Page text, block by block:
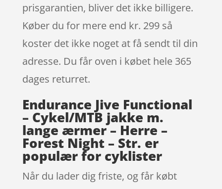
prisgarantien, bliver det ikke billigere.
Køber du for mere end kr. 299 så
koster det ikke noget at få sendt til din
adresse. Du får oven i købet hele 365
dages returret.
Endurance Jive Functional
– Cykel/MTB jakke m.
lange ærmer – Herre –
Forest Night – Str. er
populær for cyklister
Når du lader dig friste, og får købt